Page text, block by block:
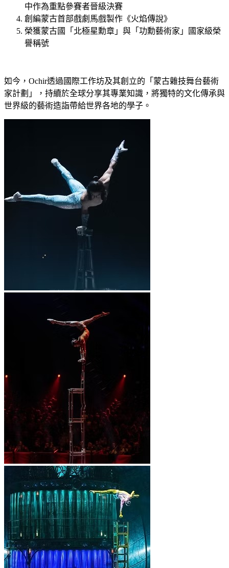
中作為重點參賽者晉級決賽
創編蒙古首部戲劇馬戲製作《火焰傳說》
榮獲蒙古國「北極星勳章」與「功勳藝術家」國家級榮
譽稱號
如今，Ochir透過國際工作坊及其創立的「蒙古雜技舞台藝術
家計劃」，持續於全球分享其專業知識，將獨特的文化傳承與
世界級的藝術造詣帶給世界各地的學子。